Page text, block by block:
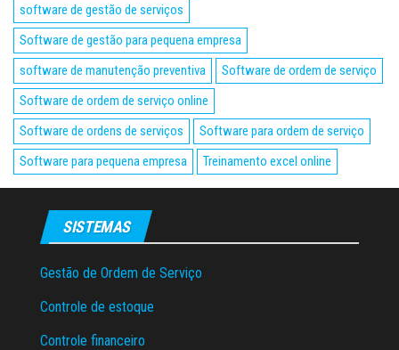
software de gestão de serviços
Software de gestão para pequena empresa
software de manutenção preventiva
Software de ordem de serviço
Software de ordem de serviço online
Software de ordens de serviços
Software para ordem de serviço
Software para pequena empresa
Treinamento excel online
SISTEMAS
Gestão de Ordem de Serviço
Controle de estoque
Controle financeiro